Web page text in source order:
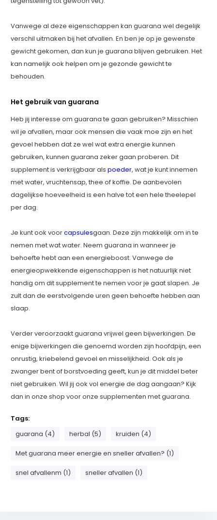
Vanwege al deze eigenschappen kan guarana wel degelijk
verschil uitmaken bij het afvallen. En ben je op je gewenste
gewicht gekomen, dan kun je guarana blijven gebruiken. Het
kan namelijk ook helpen om je gezonde gewicht te
behouden.
Het gebruik van guarana
Heb jij interesse om guarana te gaan gebruiken? Misschien
wil je afvallen, maar ook mensen die vaak moe zijn en het
gevoel hebben dat ze wel wat extra energie kunnen
gebruiken, kunnen guarana zeker gaan proberen. Dit
supplement is verkrijgbaar alspoeder, wat je kunt innemen
met water, vruchtensap, thee of koffie. De aanbevolen
dagelijkse hoeveelheid is een halve tot een hele theelepel
per dag.
Je kunt ook voorcapsulesgaan. Deze zijn makkelijk om in te
nemen met wat water. Neem guarana in wanneer je
behoefte hebt aan een energieboost. Vanwege de
energieopwekkende eigenschappen is het natuurlijk niet
handig om dit supplement te nemen voor je gaat slapen. Je
zult dan de eerstvolgende uren geen behoefte hebben aan
slaap.
Verder veroorzaakt guarana vrijwel geen bijwerkingen. De
enige bijwerkingen die genoemd worden zijn hoofdpijn, een
onrustig, kriebelend gevoel en misselijkheid. Ook als je
zwanger bent of borstvoeding geeft, kun je dit middel beter
niet gebruiken. Wil jij ook vol energie de dag aangaan? Kijk
dan in onze shop voor onze supplementen met guarana.
Tags:
guarana (4)
herbal (5) kruiden (4)
Met guarana meer energie en sneller afvallen? (1)
snel afvallenm (1) sneller afvallen (1)